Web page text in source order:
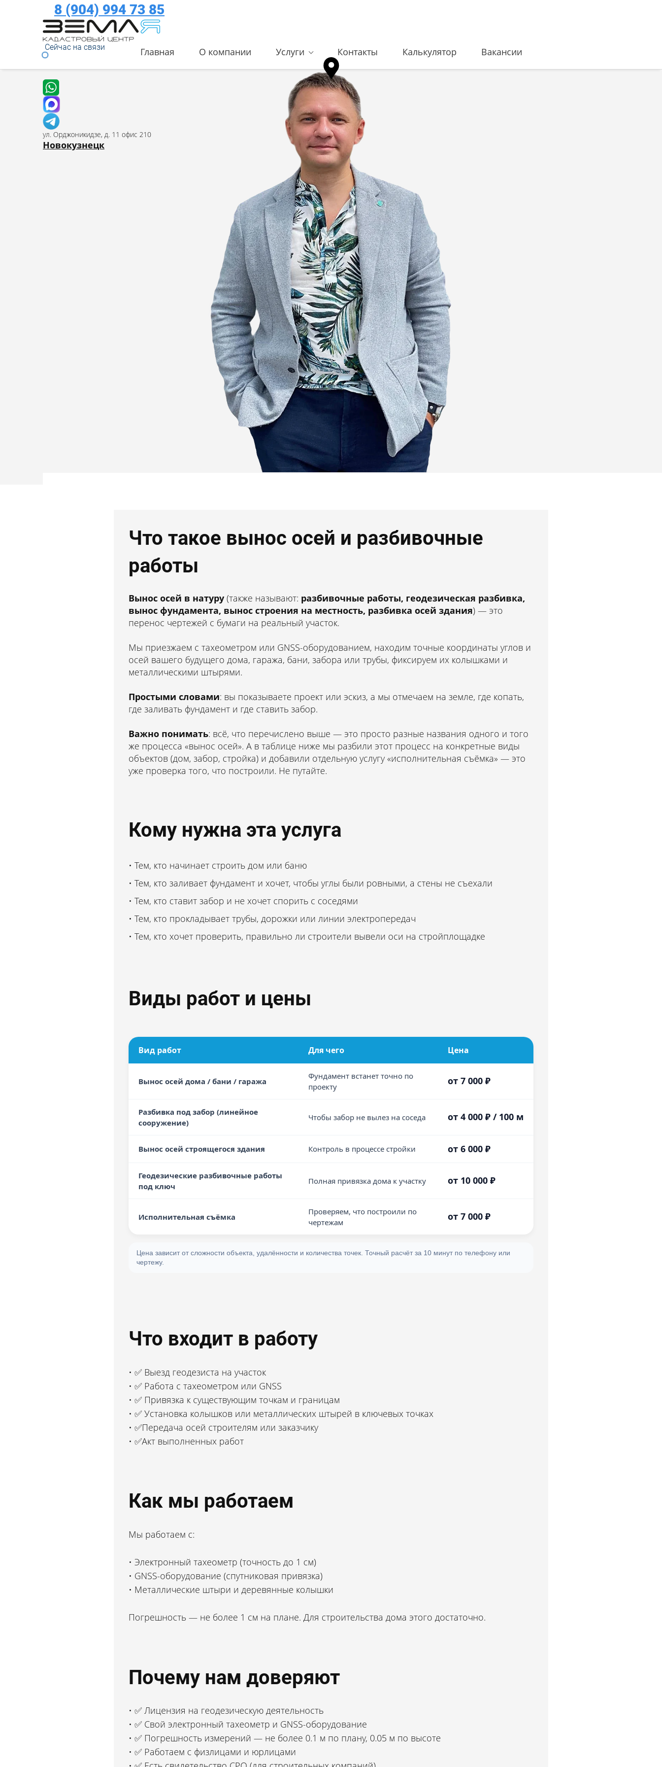
8 (904) 994 73 85
Сейчас на связи
ул. Орджоникидзе, д. 11 офис 210
Новокузнецк
Главная О компании Услуги Контакты Калькулятор Вакансии
Вынос осей здания и
разбивочные работы в
Новокузнецке и области
Стоимость — от 9 990 ₽
и получите скидку
Лицензии, сертификаты и
Александр Шатило
Точно перенесём оси дома, фундамента, забора или линейного сооружения
на местность. Геодезист с прибором — вы получаете колышки и акт.
Что такое вынос осей и разбивочные
работы
Вынос осей в натуру(также называют: разбивочные работы, геодезическая разбивка,
вынос фундамента, вынос строения на местность, разбивка осей здания) — это
перенос чертежей с бумаги на реальный участок.
Мы приезжаем с тахеометром или GNSS-оборудованием, находим точные координаты углов и
осей вашего будущего дома, гаража, бани, забора или трубы, фиксируем их колышками и
металлическими штырями.
Простыми словами: вы показываете проект или эскиз, а мы отмечаем на земле, где копать,
где заливать фундамент и где ставить забор.
Важно понимать: всё, что перечислено выше — это просто разные названия одного и того
же процесса «вынос осей». А в таблице ниже мы разбили этот процесс на конкретные виды
объектов (дом, забор, стройка) и добавили отдельную услугу «исполнительная съёмка» — это
уже проверка того, что построили. Не путайте.
Кому нужна эта услуга
Тем, кто начинает строить дом или баню
Тем, кто заливает фундамент и хочет, чтобы углы были ровными, а стены не съехали
Тем, кто ставит забор и не хочет спорить с соседями
Тем, кто прокладывает трубы, дорожки или линии электропередач
Тем, кто хочет проверить, правильно ли строители вывели оси на стройплощадке
Виды работ и цены
Вид работ Для чего Цена
Вынос осей дома / бани / гаража
Фундамент встанет точно по
проекту
от 7 000 ₽
Разбивка под забор (линейное
сооружение)
Чтобы забор не вылез на соседа от 4 000 ₽ / 100 м
Вынос осей строящегося здания Контроль в процессе стройки от 6 000 ₽
Геодезические разбивочные работы
под ключ
Полная привязка дома к участку от 10 000 ₽
Исполнительная съёмка
Проверяем, что построили по
чертежам
от 7 000 ₽
Цена зависит от сложности объекта, удалённости и количества точек. Точный расчёт за 10 минут по телефону или
чертежу.
Что входит в работу
✅ Выезд геодезиста на участок
✅ Работа с тахеометром или GNSS
✅ Привязка к существующим точкам и границам
✅ Установка колышков или металлических штырей в ключевых точках
✅Передача осей строителям или заказчику
✅Акт выполненных работ
Как мы работаем
Мы работаем с:
Электронный тахеометр (точность до 1 см)
GNSS-оборудование (спутниковая привязка)
Металлические штыри и деревянные колышки
Погрешность — не более 1 см на плане. Для строительства дома этого достаточно.
Почему нам доверяют
✅ Лицензия на геодезическую деятельность
✅ Свой электронный тахеометр и GNSS-оборудование
✅ Погрешность измерений — не более 0.1 м по плану, 0.05 м по высоте
✅ Работаем с физлицами и юрлицами